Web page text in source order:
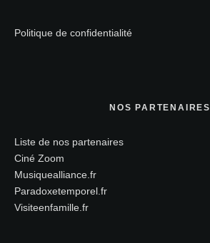
Politique de confidentialité
NOS PARTENAIRES
Liste de nos partenaires
Ciné Zoom
Musiquealliance.fr
Paradoxetemporel.fr
Visiteenfamille.fr